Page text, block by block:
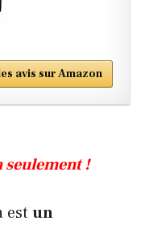
avis sur Amazon
!
est un